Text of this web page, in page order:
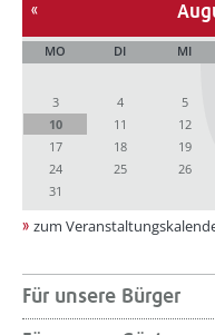
MO DI MI
3
4 5
10
11 12
17
18 19
24
25 26
31
zum
Für unsere Bürger